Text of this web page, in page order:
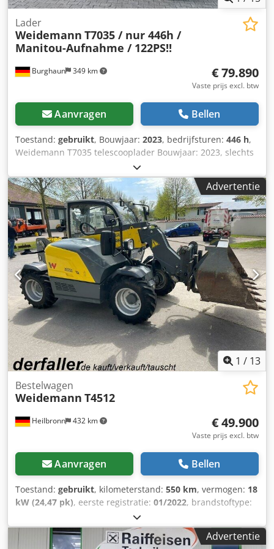
Burghaun 349 km
Lader
Weidemann T7035 / nur 446h /
Manitou-Aufnahme / 122PS!!
€ 79.890
Vaste prijs excl. btw
Aanvragen Bellen
Toestand: gebruikt, Bouwjaar: 2023, bedrijfsturen: 446 h,
Weidemann T7035 telescooplader Bouwjaar: 2023, slechts
446 bedrijfsuren!, laatste onderhoud bij 442 uur [14-01-
2026], max. hefhoogte: 7 m, hefvermogen: 3.500 kg, 30
km/u, motor: Perkins [90 kW/122 pk], vierwielaandrijving,
vierwielbesturing, leeggewicht: 7.250 kg, airconditioning,
hydraulische snelwissel, extra hydrauliek, trekhaak met
kogelkopkoppeling, Manitou-opname Op verzoek bieden
wij u een lease- of financieringsvoorstel aan. Dhr. Mihm
(tel.) helpt u graag verder. Meer informatie vindt u op onze
website. Dkedszcudzopfx Aqlsr ... Wijzigingen en
tussentijdse verkoop voorbehouden!!! = Meer informatie =
Neem contact op met Tobias Ebert voor meer informatie.
Advertentie
1 / 13
Heilbronn 432 km
Bestelwagen
Weidemann T4512
€ 49.900
Vaste prijs excl. btw
Aanvragen Bellen
Toestand: gebruikt, kilometerstand: 550 km, vermogen: 18
kW (24,47 pk), eerste registratie: 01/2022, brandstoftype:
3.300 kg, kleur:
overbrenging:mechanisch, ophanging:overig,
bedrijfsturen:550 h , Uitrusting:vierwielaandrijving,
Advertentie